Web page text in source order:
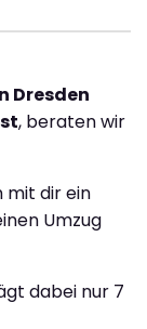
Dresden
, beraten wir
mit dir ein
Umzug
dabei nur 7